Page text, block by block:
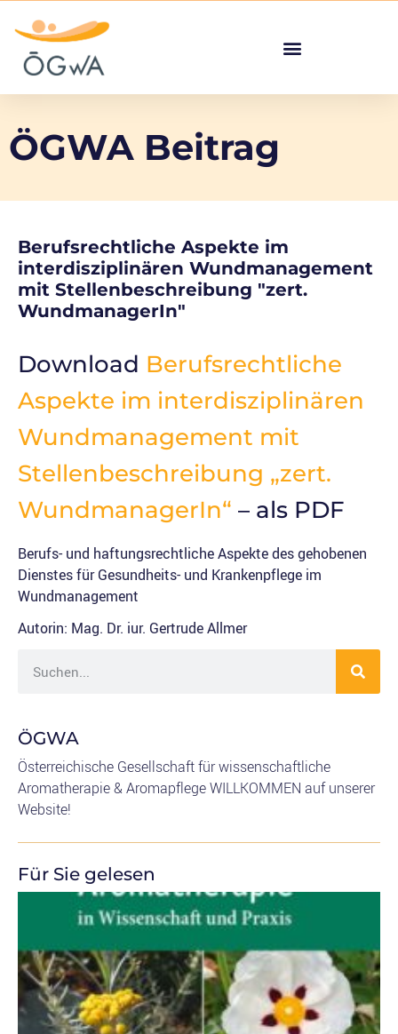
ÖGWA Beitrag
Berufsrechtliche Aspekte im
interdisziplinären Wundmanagement
mit Stellenbeschreibung "zert.
WundmanagerIn"
Download Berufsrechtliche
Aspekte im interdisziplinären
Wundmanagement mit
Stellenbeschreibung „zert.
WundmanagerIn“ – als PDF
Berufs- und haftungsrechtliche Aspekte des gehobenen
Dienstes für Gesundheits- und Krankenpflege im
Wundmanagement
Autorin: Mag. Dr. iur. Gertrude Allmer
ÖGWA
Österreichische Gesellschaft für wissenschaftliche
Aromatherapie & Aromapflege WILLKOMMEN auf unserer
Website!
Für Sie gelesen